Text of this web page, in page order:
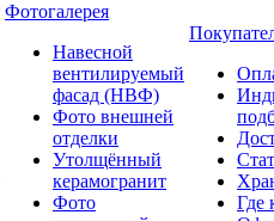
Фотогалерея
Навесной
вентилируемый
фасад (НВФ)
Фото внешней
отделки
Утолщённый
керамогранит
Фото
Где